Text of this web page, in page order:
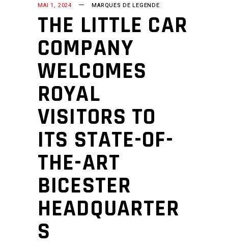
MAI 1, 2024 MARQUES DE LEGENDE
THE LITTLE CAR
COMPANY
WELCOMES
ROYAL
VISITORS TO
ITS STATE-OF-
THE-ART
BICESTER
HEADQUARTER
S